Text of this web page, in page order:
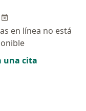
en línea no está
una cita